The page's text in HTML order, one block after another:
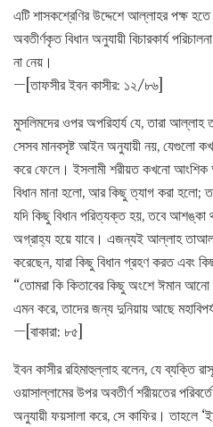
এটি শাসকশ্রেণির উদ্দেশে আল্লাহর পক্ষ হতে
অবতীর্ণকৃত বিধান অনুযায়ী বিচারকার্য
না নেয়।
—[তাফসীর ইবন কাসীর: ১২/৮৬]
মুসলিমদের ওপর অপরিহার্য যে, তারা আল্লাহ
সেসব মানবসৃষ্ট আইন অনুযায়ী নয়, যেগুলো
করে ফেলে। ইসলামী শরীয়ত কখনো আংশিক
বিধান মানা হলো, আর কিছু ত্যাগ করা
যদি কিছু বিধান পরিত্যক্ত হয়, তবে আশঙ্কা
অগ্রাহ্য হয়ে যাবে। এজন্যই আল্লাহ
করেছেন, যারা কিছু বিধান গ্রহণ করত এবং
“তোমরা কি কিতাবের কিছু অংশে ঈমান
এমন করে, তাদের জন্য দুনিয়ায় আছে
—[বাকারা: ৮৫]
ইবন কাসীর রহিমাহুল্লাহ বলেন, যে ব্যক্তি
ওয়াসাল্লামের উপর অবতীর্ণ শরীয়তের
অনুযায়ী ফয়সালা করে, সে কাফির। তাহলে